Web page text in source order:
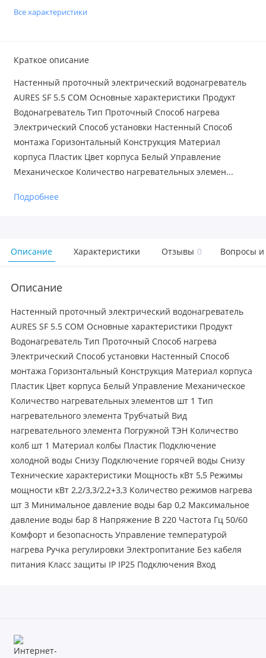
Все характеристики
Краткое описание
Настенный проточный электрический водонагреватель
AURES SF 5.5 COM Основные характеристики Продукт
Водонагреватель Тип Проточный Способ нагрева
Электрический Способ установки Настенный Способ
монтажа Горизонтальный Конструкция Материал
корпуса Пластик Цвет корпуса Белый Управление
Механическое Количество нагревательных элемен...
Подробнее
Описание Характеристики Отзывы 0 Вопросы и
Описание
Настенный проточный электрический водонагреватель
AURES SF 5.5 COM Основные характеристики Продукт
Водонагреватель Тип Проточный Способ нагрева
Электрический Способ установки Настенный Способ
монтажа Горизонтальный Конструкция Материал корпуса
Пластик Цвет корпуса Белый Управление Механическое
Количество нагревательных элементов шт 1 Тип
нагревательного элемента Трубчатый Вид
нагревательного элемента Погружной ТЭН Количество
колб шт 1 Материал колбы Пластик Подключение
холодной воды Снизу Подключение горячей воды Снизу
Технические характеристики Мощность кВт 5,5 Режимы
мощности кВт 2,2/3,3/2,2+3,3 Количество режимов нагрева
шт 3 Минимальное давление воды бар 0,2 Максимальное
давление воды бар 8 Напряжение В 220 Частота Гц 50/60
Комфорт и безопасность Управление температурой
нагрева Ручка регулировки Электропитание Без кабеля
питания Класс защиты IP IP25 Подключения Вход